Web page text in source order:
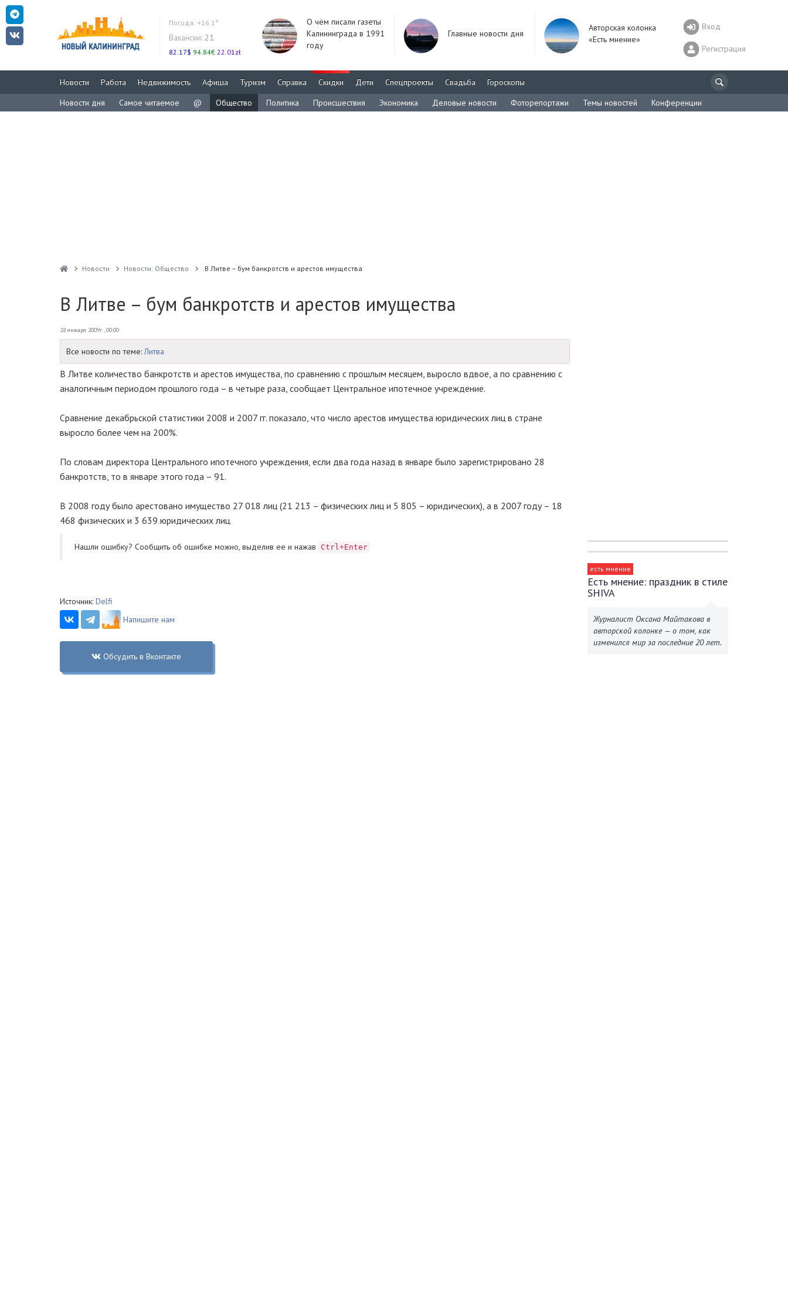
Погода: +16.1°
Вакансии: 21
82.17$ 94.84€ 22.01zł
О чём писали газеты
Калининграда в 1991
году
Главные новости дня
Авторская колонка
«Есть мнение»
Вход
Регистрация
Новости Работа Недвижимость Афиша Туризм Справка Скидки Дети Спецпроекты Свадьба
Гороскопы
Новости дня
Самое читаемое @ Общество Политика Происшествия Экономика Деловые новости Фоторепортажи Темы новостей Конференции
Новости Новости: Общество В Литве – бум банкротств и арестов имущества
В Литве – бум банкротств и арестов имущества
28 января 2009г., 00:00
Все новости по теме:Литва
В Литве количество банкротств и арестов имущества, по сравнению с прошлым месяцем, выросло вдвое, а по сравнению с
аналогичным периодом прошлого года – в четыре раза, сообщает Центральное ипотечное учреждение.
Сравнение декабрьской статистики 2008 и 2007 гг. показало, что число арестов имущества юридических лиц в стране
выросло более чем на 200%.
По словам директора Центрального ипотечного учреждения, если два года назад в январе было зарегистрировано 28
банкротств, то в январе этого года – 91.
В 2008 году было арестовано имущество 27 018 лиц (21 213 – физических лиц и 5 805 – юридических), а в 2007 году – 18
468 физических и 3 639 юридических лиц.
Нашли ошибку? Cообщить об ошибке можно, выделив ее и нажав Ctrl+Enter
Источник: Delfi
Напишите нам
Обсудить в Вконтакте
есть мнение
Есть мнение: праздник в стиле
SHIVA
Журналист Оксана Майтакова в
авторской колонке — о том, как
изменился мир за последние 20 лет.